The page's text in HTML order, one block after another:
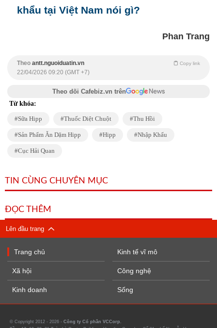
khẩu tại Việt Nam nói gì?
Phan Trang
Theo antt.nguoiduatin.vn Copy link
22/04/2026 09:20 (GMT +7)
Theo dõi Cafebiz.vn trên
Từ khóa:
Sữa Hipp Thuốc Diệt Chuột Thu Hồi
Sản Phẩm Ăn Dặm Hipp Hipp Nhập Khẩu
Cục Hải Quan
TIN CÙNG CHUYÊN MỤC
ĐỌC THÊM
Lên đầu trang
Trang chủ
Xã hội
Kinh doanh
Kinh tế vĩ mô
Công nghệ
Sống
© Copyright 2012 - 2026 - Công ty Cổ phần VCCorp.